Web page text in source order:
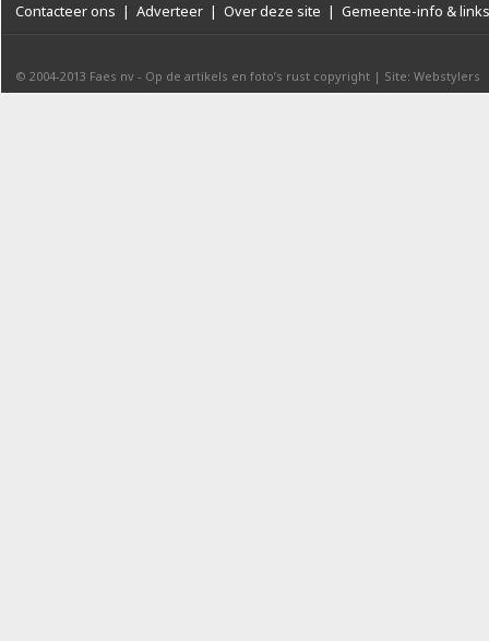
Contacteer ons | Adverteer | Over deze site | Gemeente-info & links
© 2004-2013 Faes nv - Op de artikels en foto’s rust copyright | Site: Webstylers